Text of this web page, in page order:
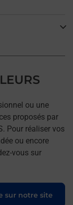
ou une
proposés par
Pour réaliser vos
ou encore
vous sur
sur notre site